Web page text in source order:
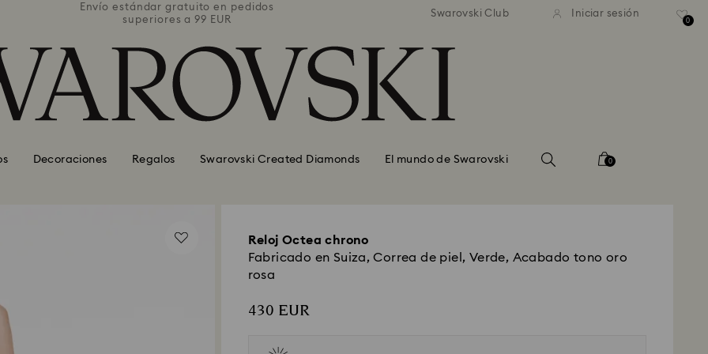
Envío estándar gratuito en pedidos
superiores a 99 EUR
Envío estándar gratuito en pedidos
superiores a 99 EUR
Envío estándar gratuito en
superiores a 99 EUR
Swarovski Club Iniciar sesión
0
Decoraciones Regalos Swarovski Created Diamonds El mundo de Swarovski 0
Reloj Octea chrono
Fabricado en Suiza, Correa de piel, Verde, Acabado tono oro
rosa
430 EUR